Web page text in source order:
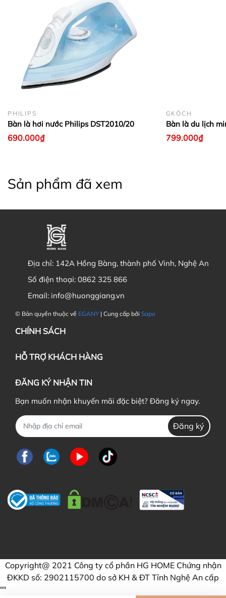
PHILIPS
Bàn là hơi nước Philips DST2010/20
690.000₫
GKÖCH
Bàn là du lịch
799.000₫
Sản phẩm đã xem
Địa chỉ: 142A Hồng Bàng, thành phố Vinh, Nghệ An
Số điện thoại: 0862 325 866
Email: info@huonggiang.vn
© Bản quyền thuộc về EGANY | Cung cấp bởi Sapo
CHÍNH SÁCH
HỖ TRỢ KHÁCH HÀNG
ĐĂNG KÝ NHẬN TIN
Bạn muốn nhận khuyến mãi đặc biệt? Đăng ký ngay.
Đăng ký
Copyright@ 2021 Công ty cổ phần HG HOME Chứng nhận
ĐKKD số: 2902115700 do sở KH & ĐT Tỉnh Nghệ An cấp
""